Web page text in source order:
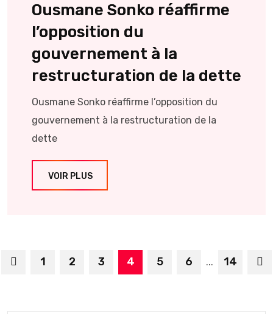
Ousmane Sonko réaffirme
l’opposition du
gouvernement à la
restructuration de la dette
Ousmane Sonko réaffirme l’opposition du
gouvernement à la restructuration de la
dette
VOIR PLUS
1 2 3 4 5 6 ... 14